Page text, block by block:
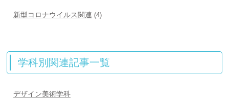
新型コロナウイルス関連 (4)
学科別関連記事一覧
デザイン美術学科